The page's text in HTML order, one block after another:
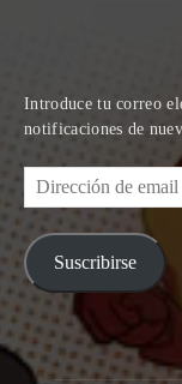
Introduce tu correo
notificaciones de
Dirección
de
email
Suscribirse